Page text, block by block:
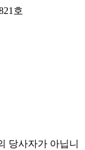
호
당사자가 아닙니